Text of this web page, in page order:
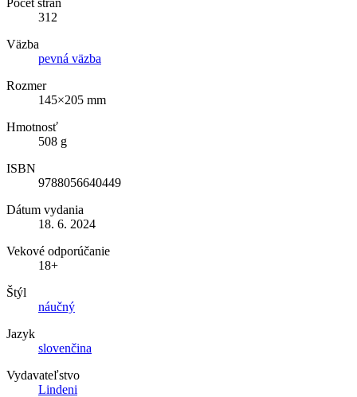
Počet strán
312
Väzba
pevná väzba
Rozmer
145×205 mm
Hmotnosť
508 g
ISBN
9788056640449
Dátum vydania
18. 6. 2024
Vekové odporúčanie
18+
Štýl
náučný
Jazyk
slovenčina
Vydavateľstvo
Lindeni